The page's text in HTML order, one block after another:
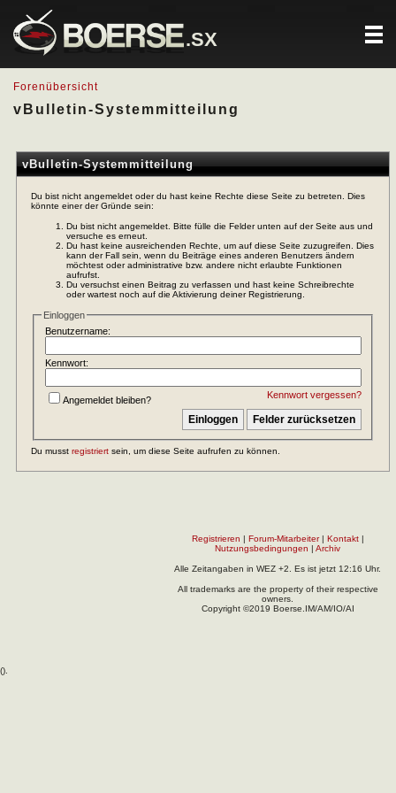
.SX
Forenübersicht
vBulletin-Systemmitteilung
vBulletin-Systemmitteilung
Du bist nicht angemeldet oder du hast keine Rechte diese Seite zu betreten. Dies
könnte einer der Gründe sein:
Du bist nicht angemeldet. Bitte fülle die Felder unten auf der Seite aus und
versuche es erneut.
Du hast keine ausreichenden Rechte, um auf diese Seite zuzugreifen. Dies
kann der Fall sein, wenn du Beiträge eines anderen Benutzers ändern
möchtest oder administrative bzw. andere nicht erlaubte Funktionen
aufrufst.
Du versuchst einen Beitrag zu verfassen und hast keine Schreibrechte
oder wartest noch auf die Aktivierung deiner Registrierung.
Einloggen
Benutzername:
Kennwort:
Kennwort vergessen?
Angemeldet bleiben?
Du musst registriert sein, um diese Seite aufrufen zu können.
Registrieren | Forum-Mitarbeiter| Kontakt|
Nutzungsbedingungen | Archiv
Alle Zeitangaben in WEZ +2. Es ist jetzt 12:16 Uhr.
All trademarks are the property of their respective
owners.
Copyright ©2019 Boerse.IM/AM/IO/AI
().